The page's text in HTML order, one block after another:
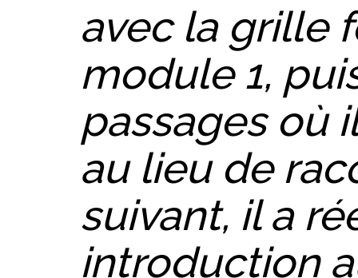
avec la grille
module 1,
passages où
au lieu de
suivant, il a
introduction